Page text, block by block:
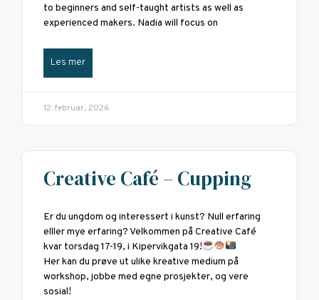
to beginners and self-taught artists as well as
experienced makers. Nadia will focus on
Les mer
12. februar, 2026
Creative Café – Cupping
Er du ungdom og interessert i kunst? Null erfaring
elller mye erfaring? Velkommen på Creative Café
kvar torsdag 17-19, i Kipervikgata 19!
Her kan du prøve ut ulike kreative medium på
workshop, jobbe med egne prosjekter, og vere
sosial!